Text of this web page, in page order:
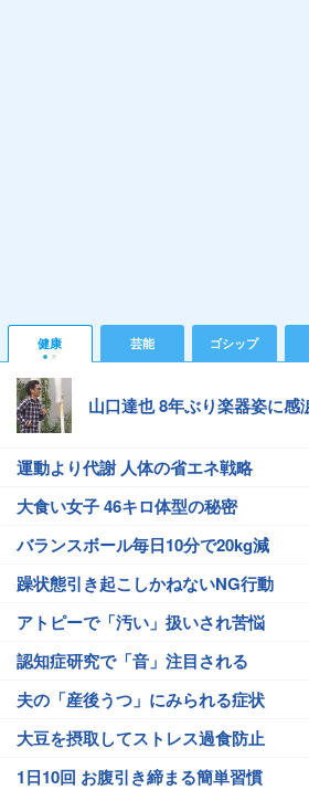
健康 芸能 ゴシップ
山口達也 8年ぶり楽器姿に感
運動より代謝 人体の省エネ戦略
大食い女子 46キロ体型の秘密
バランスボール毎日10分で20kg減
躁状態引き起こしかねないNG行動
アトピーで「汚い」扱いされ苦悩
認知症研究で「音」注目される
夫の「産後うつ」にみられる症状
大豆を摂取してストレス過食防止
1日10回 お腹引き締まる簡単習慣